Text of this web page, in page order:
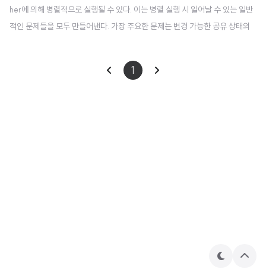
her에 의해 병렬적으로 실행될 수 있다. 이는 병렬 실행 시 일어날 수 있는 일반
적인 문제들을 모두 만들어낸다. 가장 주요한 문제는 변경 가능한 공유 상태의
계에서의 해결방식과 유사하지만, 다른 해결 방식들은 Coroutine에만 있다. C
oroutine을 여러개 실행했을 때의 문제점 같은 동작을 수천번 하는 수백개의 C
1
테
상